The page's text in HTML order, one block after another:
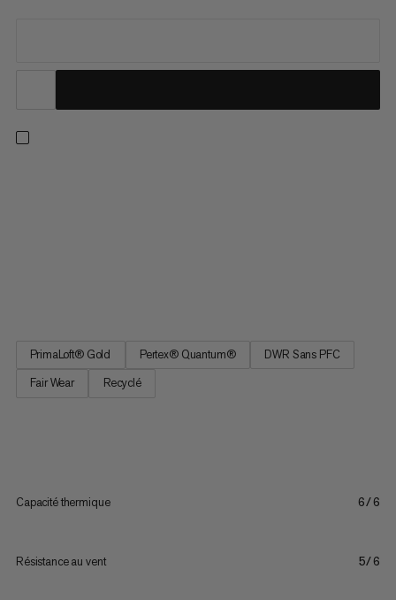
PrimaLoft® Gold Pertex® Quantum®
DWR Sans PFC
Fair Wear
Recyclé
Capacité thermique 6/6
Résistance au vent 5/6